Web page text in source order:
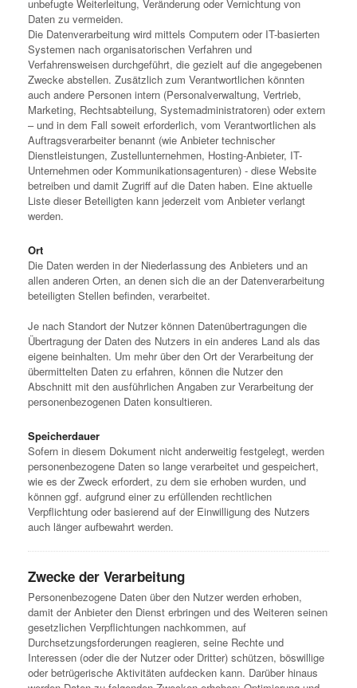
unbefugte Weiterleitung, Veränderung oder Vernichtung von
Daten zu vermeiden.
Die Datenverarbeitung wird mittels Computern oder IT-basierten
Systemen nach organisatorischen Verfahren und
Verfahrensweisen durchgeführt, die gezielt auf die angegebenen
Zwecke abstellen. Zusätzlich zum Verantwortlichen könnten
auch andere Personen intern (Personalverwaltung, Vertrieb,
Marketing, Rechtsabteilung, Systemadministratoren) oder extern
– und in dem Fall soweit erforderlich, vom Verantwortlichen als
Auftragsverarbeiter benannt (wie Anbieter technischer
Dienstleistungen, Zustellunternehmen, Hosting-Anbieter, IT-
Unternehmen oder Kommunikationsagenturen) - diese Website
betreiben und damit Zugriff auf die Daten haben. Eine aktuelle
Liste dieser Beteiligten kann jederzeit vom Anbieter verlangt
werden.
Ort
Die Daten werden in der Niederlassung des Anbieters und an
allen anderen Orten, an denen sich die an der Datenverarbeitung
beteiligten Stellen befinden, verarbeitet.
Je nach Standort der Nutzer können Datenübertragungen die
Übertragung der Daten des Nutzers in ein anderes Land als das
eigene beinhalten. Um mehr über den Ort der Verarbeitung der
übermittelten Daten zu erfahren, können die Nutzer den
Abschnitt mit den ausführlichen Angaben zur Verarbeitung der
personenbezogenen Daten konsultieren.
Speicherdauer
Sofern in diesem Dokument nicht anderweitig festgelegt, werden
personenbezogene Daten so lange verarbeitet und gespeichert,
wie es der Zweck erfordert, zu dem sie erhoben wurden, und
können ggf. aufgrund einer zu erfüllenden rechtlichen
Verpflichtung oder basierend auf der Einwilligung des Nutzers
auch länger aufbewahrt werden.
Zwecke der Verarbeitung
Personenbezogene Daten über den Nutzer werden erhoben,
damit der Anbieter den Dienst erbringen und des Weiteren seinen
gesetzlichen Verpflichtungen nachkommen, auf
Durchsetzungsforderungen reagieren, seine Rechte und
Interessen (oder die der Nutzer oder Dritter) schützen, böswillige
oder betrügerische Aktivitäten aufdecken kann. Darüber hinaus